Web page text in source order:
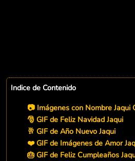
Indice de Contenido
📷 Imágenes con Nombre Jaqui
🎅 GIF de Feliz Navidad Jaqui
🥂 GIF de Año Nuevo Jaqui
❤️ GIF de Imágenes de Amor
🎂 GIF de Feliz Cumpleaños